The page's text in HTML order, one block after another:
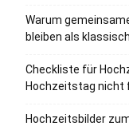
Warum
bleiben als
Checkliste für
Hochzeitstag nicht
Hochzeitsbilder